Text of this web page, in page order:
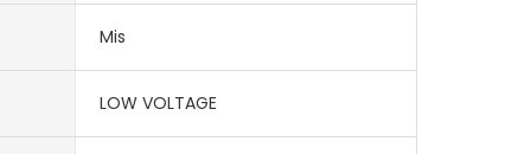
Mis
LOW VOLTAGE